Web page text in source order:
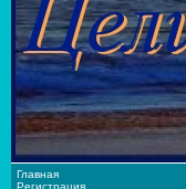
Главная
Регистрация